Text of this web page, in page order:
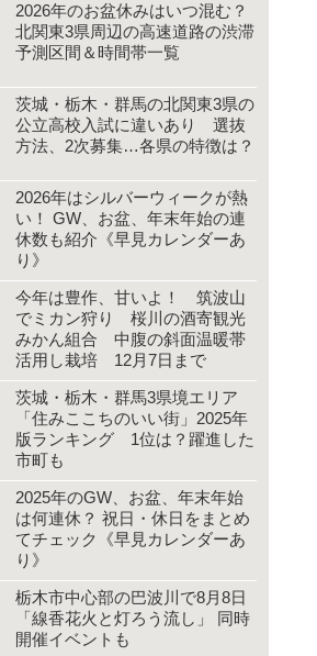
2026年のお盆休みはいつ混む？
北関東3県周辺の高速道路の渋滞
予測区間＆時間帯一覧
茨城・栃木・群馬の北関東3県の
公立高校入試に違いあり 選抜
方法、2次募集…各県の特徴は？
2026年はシルバーウィークが熱
い！ GW、お盆、年末年始の連
休数も紹介《早見カレンダーあ
り》
今年は豊作、甘いよ！ 筑波山
でミカン狩り 桜川の酒寄観光
みかん組合 中腹の斜面温暖帯
活用し栽培 12月7日まで
茨城・栃木・群馬3県境エリア
「住みここちのいい街」2025年
版ランキング 1位は？躍進した
市町も
2025年のGW、お盆、年末年始
は何連休？ 祝日・休日をまとめ
てチェック《早見カレンダーあ
り》
栃木市中心部の巴波川で8月8日
「線香花火と灯ろう流し」 同時
開催イベントも